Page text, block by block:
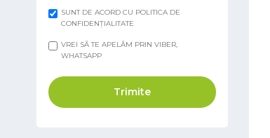
SUNT DE ACORD CU POLITICA DE
CONFIDENȚIALITATE
VREI SĂ TE APELĂM PRIN VIBER,
WHATSAPP
Trimite